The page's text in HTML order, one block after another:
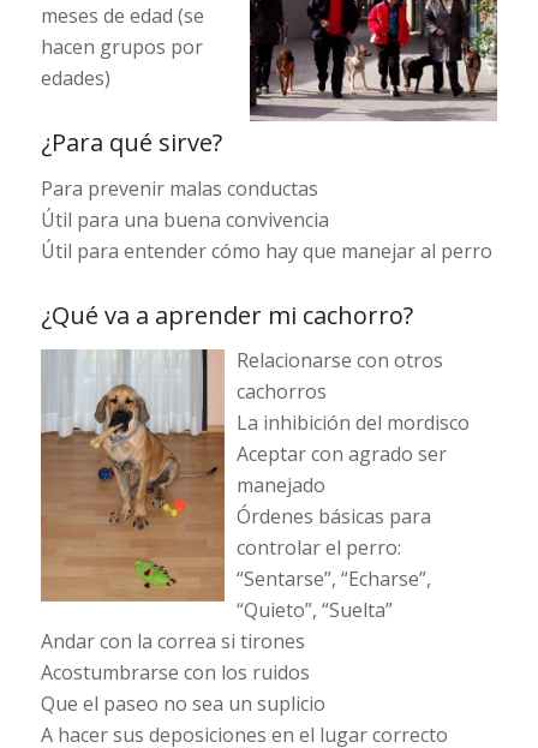
meses de edad (se
hacen grupos por
edades)
¿Para qué sirve?
Para prevenir malas conductas
Útil para una buena convivencia
Útil para entender cómo hay que manejar al perro
¿Qué va a aprender mi cachorro?
Relacionarse con otros
cachorros
La inhibición del mordisco
Aceptar con agrado ser
manejado
Órdenes básicas para
controlar el perro:
“Sentarse”, “Echarse”,
“Quieto”, “Suelta”
Andar con la correa si tirones
Acostumbrarse con los ruidos
Que el paseo no sea un suplicio
A hacer sus deposiciones en el lugar correcto